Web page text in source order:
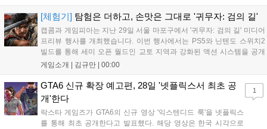
하고자 했으며, 실제 검술 전문가의 모션 캡처를 통해 리얼리티를 극대
화했다. 세계관을 새롭게 재구성한 이번 신작은 기존 시리즈와 설정은
다르지만, 특유의 통쾌한 손맛과 다크 판타지 분위기를 충실히 담아내어
시리즈 팬과 신규 이용자 모두에게 새로운 재미를 선사할 예정이다....
[체험기] 탐험은 더하고, 손맛은 그대로 '귀무자: 검의 길'
캡콤과 게임피아는 지난 29일 서울 마포구에서 '귀무자: 검의 길' 미디어
프리뷰 행사를 개최했습니다. 이번 행사에서는 PS5와 닌텐도 스위치2
빌드를 통해 세미 오픈 월드인 교토 지역과 강화된 액션 시스템을 공개
했습니다. 주인공 미야모토 무사시가 오니를 정화하는 과정을 담았으며,
탄탄한 게임성을 선보여 기대감을 높였습니다....
게임소개 | 김규만 00:00
GTA6 신규 확장 예고편, 28일 '넷플릭스서 최초 공
개'한다
락스타 게임즈가 GTA6의 신규 영상 '익스텐디드 룩'을 넷플릭스
를 통해 최초 공개한다고 발표했다. 해당 영상은 한국 시각으로
1